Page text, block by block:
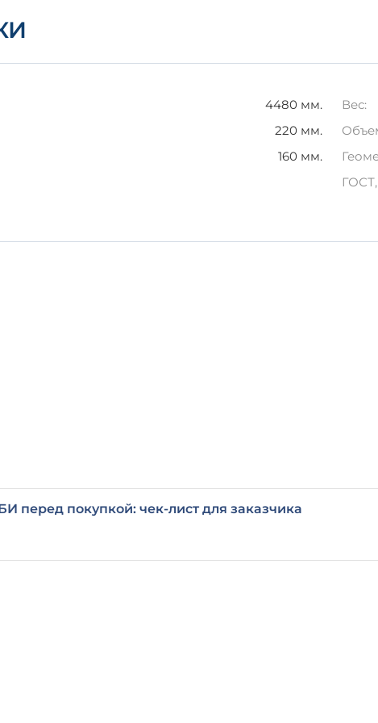
4480 мм.
220 мм.
160 мм.
Вес:
перед покупкой: чек-лист для заказчика